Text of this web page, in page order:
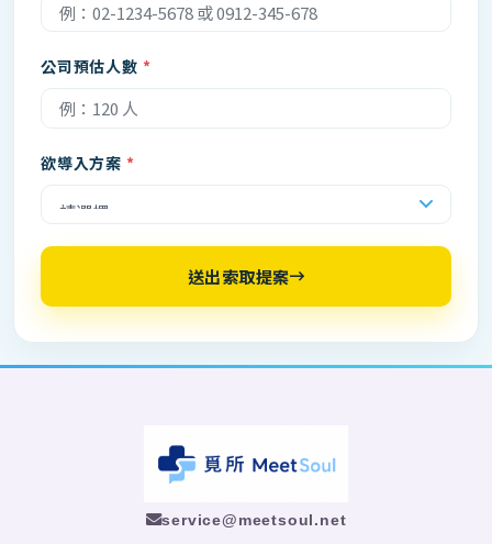
公司預估人數
欲導入方案
送出索取提案
service@meetsoul.net